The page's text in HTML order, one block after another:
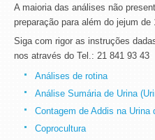
A maioria das análises não
preparação para além do jejum de
Siga com rigor as instruções
nos através do Tel.: 21 841 93 43
Análises de rotina
Análise Sumária de Urina
Contagem de Addis na Urina
Coprocultura